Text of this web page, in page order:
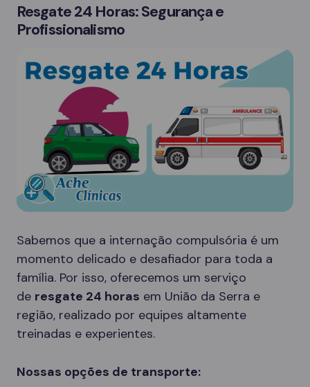
Resgate 24 Horas: Segurança e
Profissionalismo
Sabemos que a internação compulsória é um
momento delicado e desafiador para toda a
família. Por isso, oferecemos um serviço
de resgate 24 horas em União da Serra e
região, realizado por equipes altamente
treinadas e experientes.
Nossas opções de transporte: